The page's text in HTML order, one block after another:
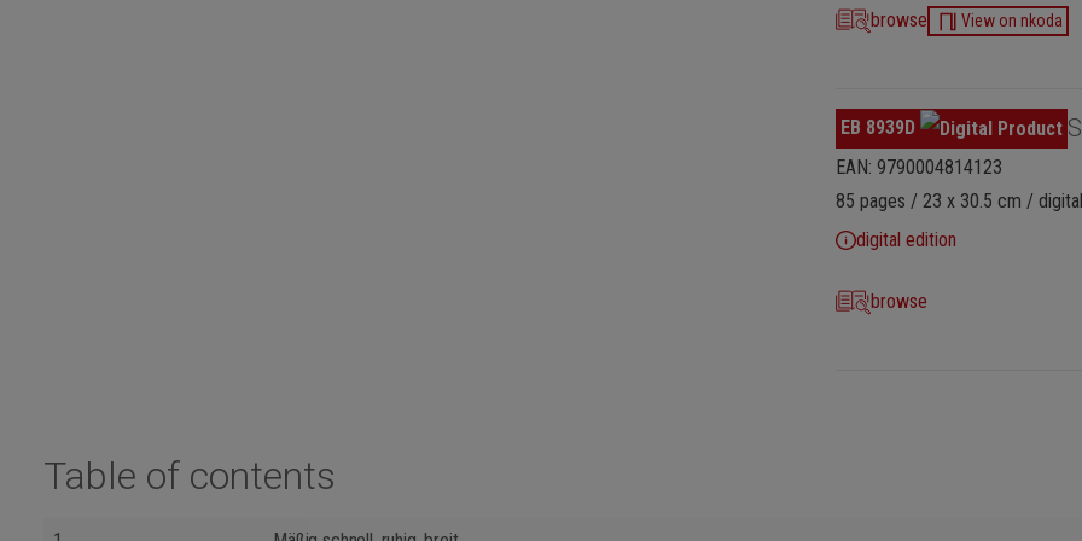
browse View on nkoda
EB 8939D
EAN: 9790004814123
85 pages / 23 x 30.5 cm /
digital edition
browse
Table of contents